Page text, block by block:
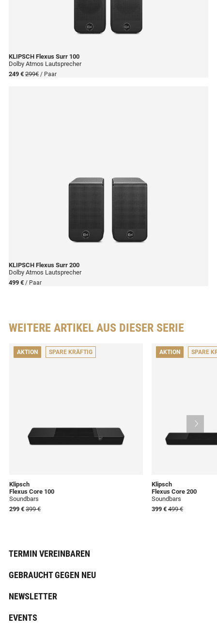
KLIPSCH Flexus Surr 100
Dolby Atmos Lautsprecher
249 € 299€ / Paar
KLIPSCH Flexus Surr 200
Dolby Atmos Lautsprecher
499 € / Paar
WEITERE ARTIKEL AUS DIESER SERIE
AKTION SPARE KRÄFTIG
Klipsch
Flexus Core 100
Soundbars
299 € 399 €
AKTION SPARE
Klipsch
Flexus Core 200
Soundbars
399 € 499 €
TERMIN VEREINBAREN
GEBRAUCHT GEGEN NEU
NEWSLETTER
EVENTS